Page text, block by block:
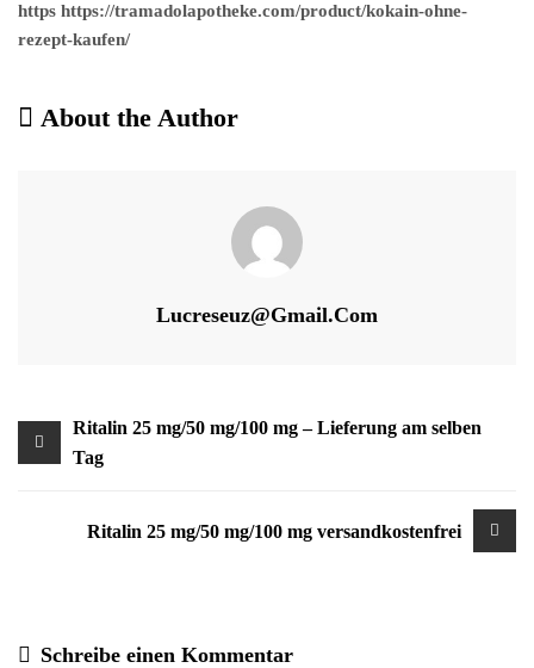
https https://tramadolapotheke.com/product/kokain-ohne-
rezept-kaufen/
About the Author
Lucreseuz@gmail.com
Beitragsnavigation
Ritalin 25 mg/50 mg/100 mg – Lieferung am selben
Tag
Ritalin 25 mg/50 mg/100 mg versandkostenfrei
Schreibe einen Kommentar